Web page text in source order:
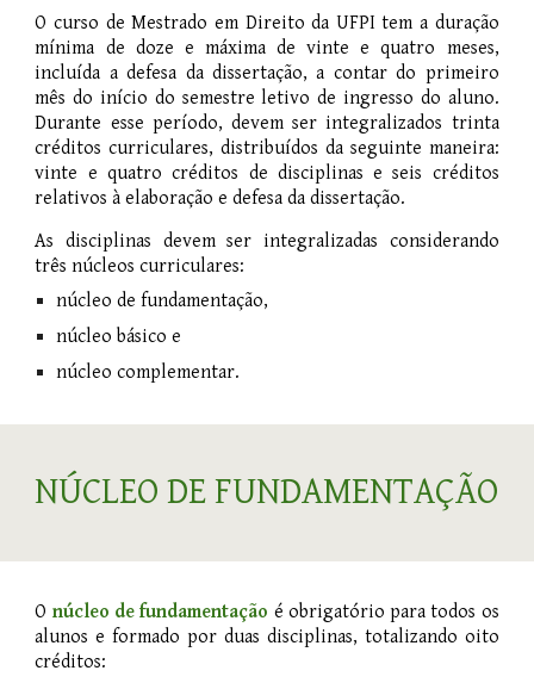
O curso de Mestrado em Direito da UFPI tem a duração
mínima de doze e máxima de vinte e quatro meses,
incluída a defesa da dissertação, a contar do primeiro
mês do início do semestre letivo de ingresso do aluno.
Durante esse período, devem ser integralizados trinta
créditos curriculares, distribuídos da seguinte maneira:
vinte e quatro créditos de disciplinas e seis créditos
relativos à elaboração e defesa da dissertação.
As disciplinas devem ser integralizadas considerando
três núcleos curriculares:
núcleo de fundamentação,
núcleo básico e
núcleo complementar.
NÚCLEO DE FUNDAMENTAÇÃO
O núcleo de fundamentação é obrigatório para todos os
alunos e formado por duas disciplinas, totalizando oito
créditos: